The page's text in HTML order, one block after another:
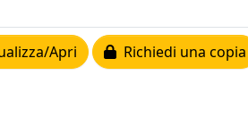
Apri Richiedi una copia